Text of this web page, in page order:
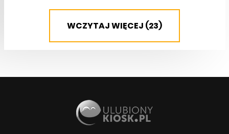
WCZYTAJ WIĘCEJ (23)